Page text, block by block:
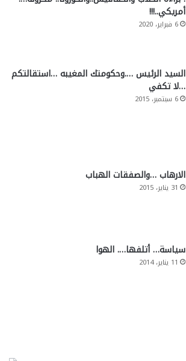
أمريكي..!!!
6 فبراير، 2020
السيد الرئيس ….وحكومتك المغيبه …استقالتكم
…لا تكفي
6 سبتمبر، 2015
الارهاب …والصفقات الهباب
31 يناير، 2015
سياسة… أتلفها…. الهوا
11 يناير، 2014